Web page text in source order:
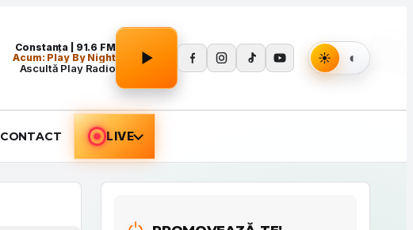
Constanța | 91.6 FM
Acum: Play By Night
Ascultă Play Radio
Apasă Play pentru a porni redarea.
CONTACT LIVE